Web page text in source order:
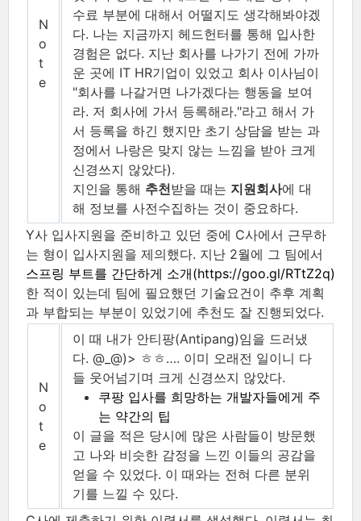
N
o
t
e
수료 부분에 대해서 어떨지도 생각해봐야겠
다. 나는 지금까지 헤드헌터를 통해 입사한
경험은 없다. 지난 회사를 나가기 전에 가까
운 곳에 IT HR기업이 있었고 회사 이사님이
"회사를 나갈거면 나가겠다는 행동을 보여
라. 저 회사에 가서 등록해라."라고 해서 가
서 등록을 하긴 했지만 초기 상담을 받는 과
정에서 나랑은 맞지 않는 느낌을 받아 크게
신경쓰지 않았다).
지인을 통해 추천받을 때는 지원회사에 대
해 정보를 사전수집하는 것이 중요하다.
Y사 입사지원을 준비하고 있던 중에 C사에서 근무하
는 형이 입사지원을 제의했다. 지난 2월에 그 팀에서
스프링 부트를 간단하게 소개(https://goo.gl/RTtZ2q)
한 적이 있는데 팀에 필요했던 기술요건이 추후 계획
과 부합되는 부분이 있었기에 추천도 잘 진행되었다.
N
o
t
e
이 때 내가 안티팡(Antipang)임을 드러냈
다. @_@)> ㅎㅎ…​. 이미 오래전 일이니 다
들 웃어넘기며 크게 신경쓰지 않았다.
쿠팡 입사를 희망하는 개발자들에게 주
는 약간의 팁
이 글을 적은 당시에 많은 사람들이 방문했
고 나와 비슷한 감정을 느낀 이들의 공감을
얻을 수 있었다. 이 때와는 전혀 다른 분위
기를 느낄 수 있다.